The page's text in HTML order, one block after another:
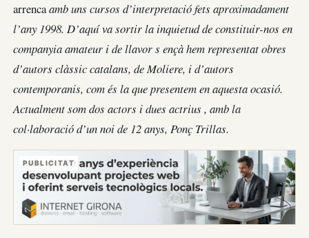
arrencaamb uns cursos d’interpretació fets aproximadament
l’any 1998. D’aquí va sortir la inquietud de constituir-nos en
companyia amateur i de llavor s ençà hem representat obres
d’autors clàssic catalans, de Moliere, i d’autors
contemporanis, com és la que presentem en aquesta ocasió.
Actualment som dos actors i dues actrius , amb la
col·laboració d’un noi de 12 anys, Ponç Trillas.
PUBLICITAT